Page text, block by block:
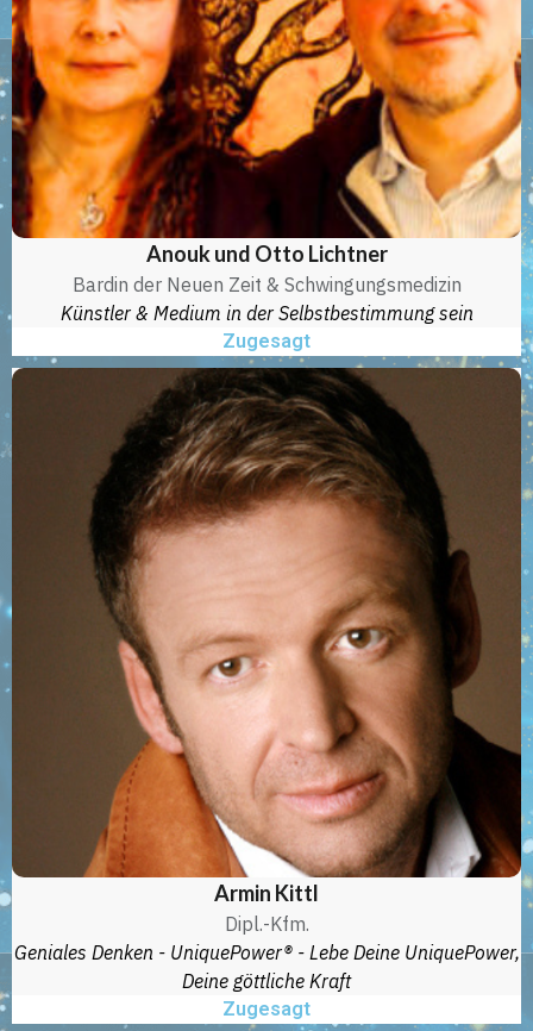
Anouk und Otto Lichtner
Bardin der Neuen Zeit & Schwingungsmedizin
Künstler & Medium in der Selbstbestimmung sein
Zugesagt
Armin Kittl
Dipl.-Kfm.
Geniales Denken - UniquePower® - Lebe Deine UniquePower,
Deine göttliche Kraft
Zugesagt